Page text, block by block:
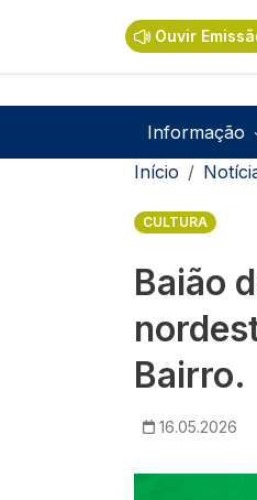
Ouvir
Informação
Início
CULTURA
Baião
Bairro.
16.05.2026